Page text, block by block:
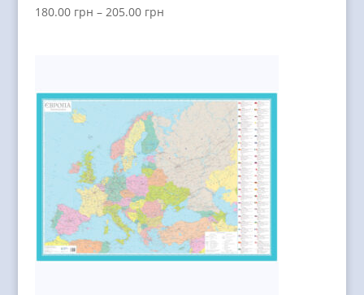
180.00 грн – 205.00 грн